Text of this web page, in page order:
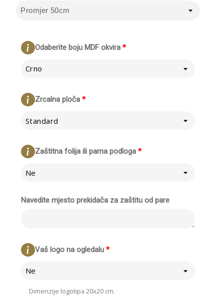
*
Odaberite boju MDF okvira
Crno
*
Zrcalna ploča
Standard
*
Zaštitna folija ili parna podloga
Ne
Navedite mjesto prekidača za zaštitu od pare
*
Vaš logo na ogledalu
Ne
Dimenzije logotipa 20x20 cm.